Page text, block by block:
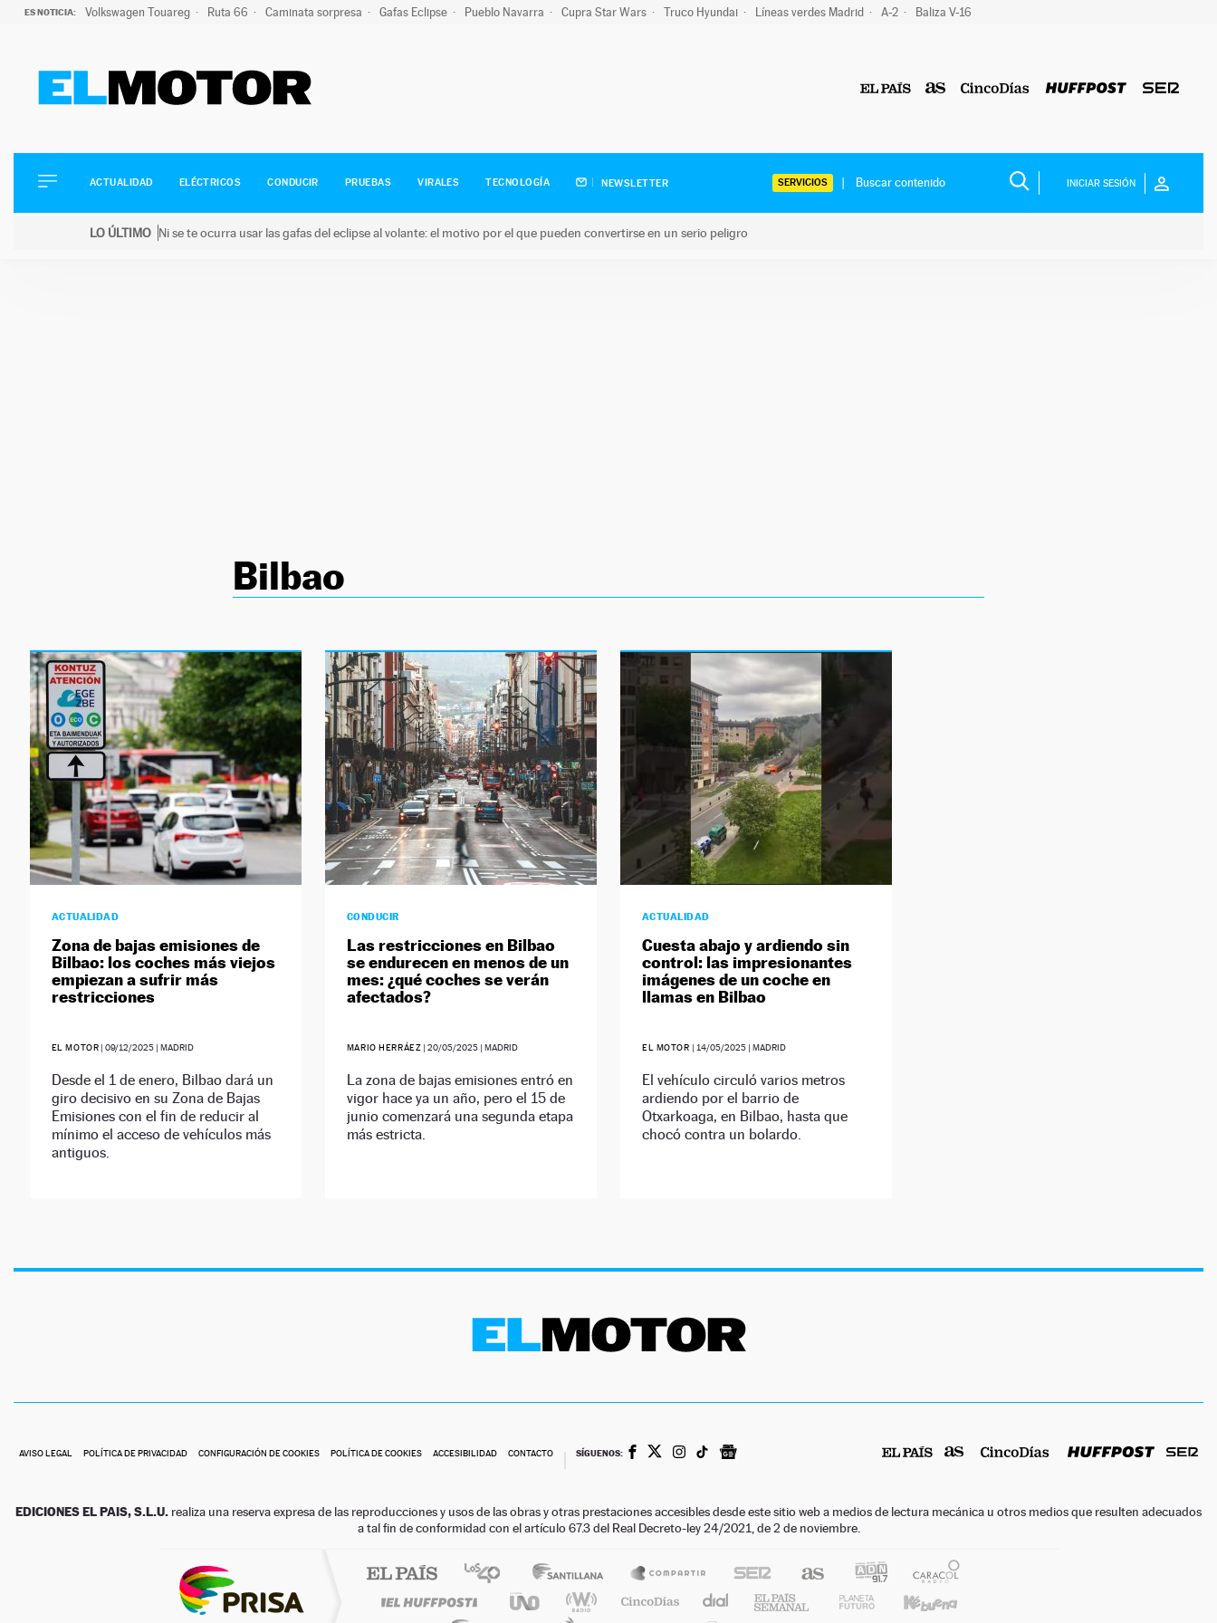
ES NOTICIA: Volkswagen Touareg Ruta 66 Caminata sorpresa Gafas Eclipse Pueblo Navarra Cupra Star Wars Truco Hyundai Líneas verdes Madrid A-2 Baliza V-16
ELÉCTRICOS
CONDUCIR
ACTUALIDAD ELÉCTRICOS CONDUCIR PRUEBAS VIRALES TECNOLOGÍA NEWSLETTER SERVICIOS INICIAR SESIÓN
LO ÚLTIMO Ni se te ocurra usar las gafas del eclipse al volante: el motivo por el que pueden convertirse en un serio peligro
Bilbao
ACTUALIDAD
Zona de bajas emisiones de
Bilbao: los coches más viejos
empiezan a sufrir más
restricciones
EL MOTOR |09/12/2025 | MADRID
Desde el 1 de enero, Bilbao dará un
giro decisivo en su Zona de Bajas
Emisiones con el fin de reducir al
mínimo el acceso de vehículos más
antiguos.
CONDUCIR
Las restricciones en Bilbao
se endurecen en menos de un
mes: ¿qué coches se verán
afectados?
MARIO HERRÁEZ |20/05/2025 | MADRID
La zona de bajas emisiones entró en
vigor hace ya un año, pero el 15 de
junio comenzará una segunda etapa
más estricta.
ACTUALIDAD
Cuesta abajo y ardiendo sin
control: las impresionantes
imágenes de un coche en
llamas en Bilbao
EL MOTOR | 14/05/2025| MADRID
El vehículo circuló varios metros
ardiendo por el barrio de
Otxarkoaga, en Bilbao, hasta que
chocó contra un bolardo.
AVISO LEGAL POLÍTICA DE PRIVACIDAD CONFIGURACIÓN DE COOKIES POLÍTICA DE COOKIES ACCESIBILIDAD CONTACTO SÍGUENOS:
EDICIONES EL PAIS, S.L.U. realiza una reserva expresa de las reproducciones y usos de las obras y otras prestaciones accesibles desde este sitio web a medios de lectura mecánica u otros medios que resulten adecuados
a tal fin de conformidad con el artículo 67.3 del Real Decreto-ley 24/2021, de 2 de noviembre.